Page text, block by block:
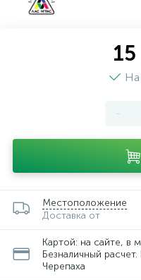
На
-
Местоположение
Доставка от
Картой: на сайте, в
Безналичный
Черепаха